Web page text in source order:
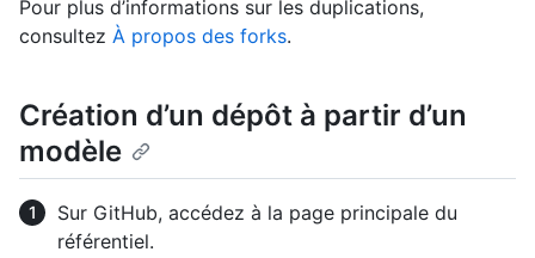
Pour plus d’informations sur les duplications,
consultez À propos des forks.
Création d’un dépôt à partir d’un
modèle
Sur GitHub, accédez à la page principale du
référentiel.